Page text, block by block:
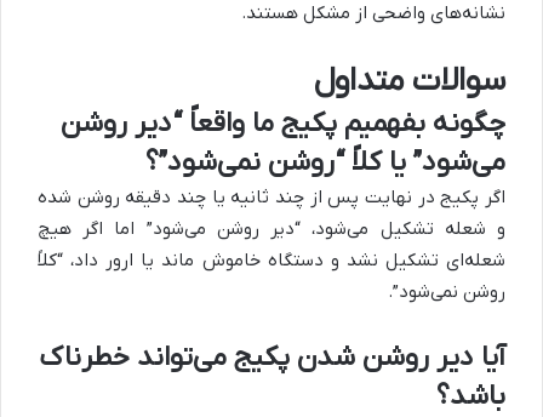
نشانه‌های واضحی از مشکل هستند.
سوالات متداول
چگونه بفهمیم پکیج ما واقعاً “دیر روشن
می‌شود” یا کلاً “روشن نمی‌شود”؟
اگر پکیج در نهایت پس از چند ثانیه یا چند دقیقه روشن شده
و شعله تشکیل می‌شود، “دیر روشن می‌شود” اما اگر هیچ
شعله‌ای تشکیل نشد و دستگاه خاموش ماند یا ارور داد، “کلاً
روشن نمی‌شود”.
آیا دیر روشن شدن پکیج می‌تواند خطرناک
باشد؟